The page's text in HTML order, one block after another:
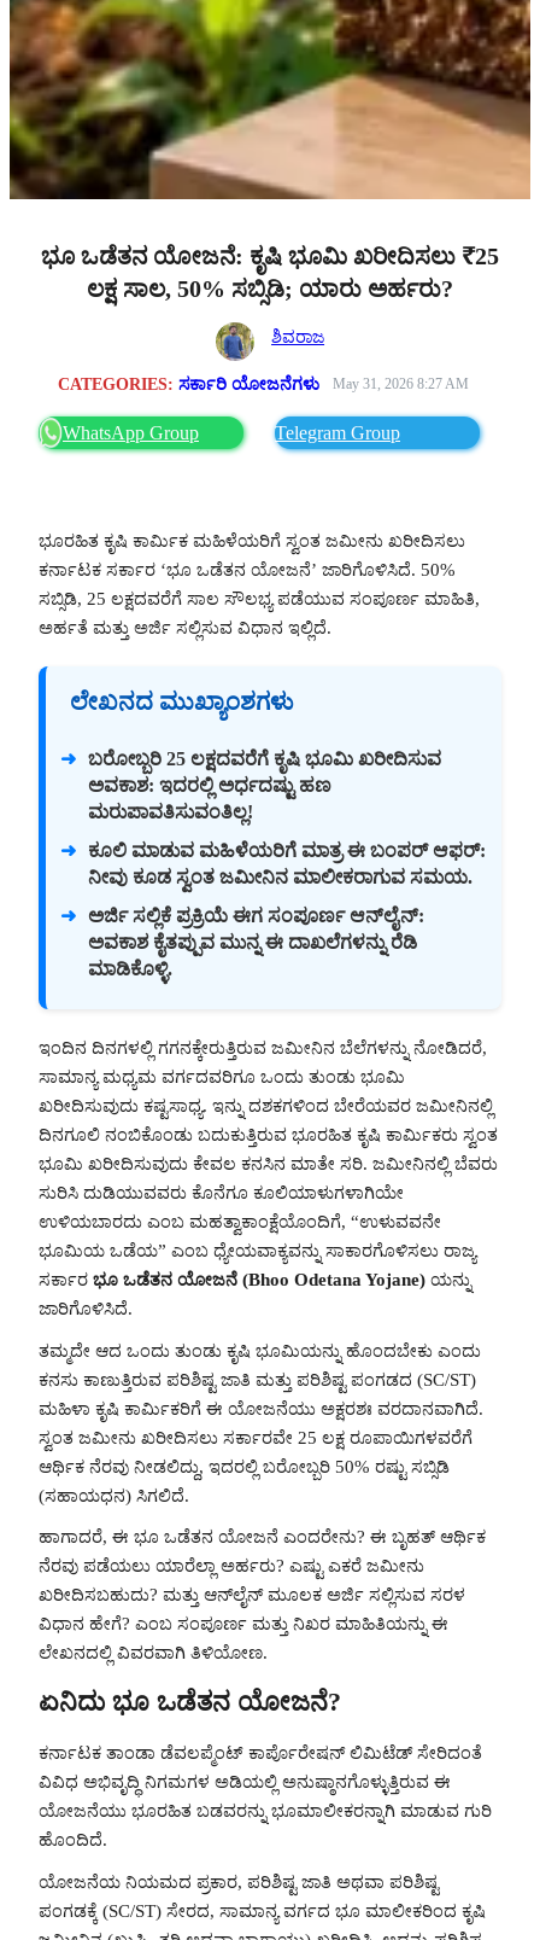
ಭೂ ಒಡೆತನ ಯೋಜನೆ: ಕೃಷಿ ಭೂಮಿ ಖರೀದಿಸಲು ₹25
ಲಕ್ಷ ಸಾಲ, 50% ಸಬ್ಸಿಡಿ; ಯಾರು ಅರ್ಹರು?
ಶಿವರಾಜ
CATEGORIES:ಸರ್ಕಾರಿ ಯೋಜನೆಗಳು May 31, 2026 8:27 AM
WhatsApp Group Telegram Group
ಭೂರಹಿತ ಕೃಷಿ ಕಾರ್ಮಿಕ ಮಹಿಳೆಯರಿಗೆ ಸ್ವಂತ ಜಮೀನು ಖರೀದಿಸಲು
ಕರ್ನಾಟಕ ಸರ್ಕಾರ ‘ಭೂ ಒಡೆತನ ಯೋಜನೆ’ ಜಾರಿಗೊಳಿಸಿದೆ. 50%
ಸಬ್ಸಿಡಿ, 25 ಲಕ್ಷದವರೆಗೆ ಸಾಲ ಸೌಲಭ್ಯ ಪಡೆಯುವ ಸಂಪೂರ್ಣ ಮಾಹಿತಿ,
ಅರ್ಹತೆ ಮತ್ತು ಅರ್ಜಿ ಸಲ್ಲಿಸುವ ವಿಧಾನ ಇಲ್ಲಿದೆ.
ಲೇಖನದ ಮುಖ್ಯಾಂಶಗಳು
ಬರೋಬ್ಬರಿ 25 ಲಕ್ಷದವರೆಗೆ ಕೃಷಿ ಭೂಮಿ ಖರೀದಿಸುವ
ಅವಕಾಶ: ಇದರಲ್ಲಿ ಅರ್ಧದಷ್ಟು ಹಣ
ಮರುಪಾವತಿಸುವಂತಿಲ್ಲ!
ಕೂಲಿ ಮಾಡುವ ಮಹಿಳೆಯರಿಗೆ ಮಾತ್ರ ಈ ಬಂಪರ್ ಆಫರ್:
ನೀವು ಕೂಡ ಸ್ವಂತ ಜಮೀನಿನ ಮಾಲೀಕರಾಗುವ ಸಮಯ.
ಅರ್ಜಿ ಸಲ್ಲಿಕೆ ಪ್ರಕ್ರಿಯೆ ಈಗ ಸಂಪೂರ್ಣ ಆನ್‌ಲೈನ್:
ಅವಕಾಶ ಕೈತಪ್ಪುವ ಮುನ್ನ ಈ ದಾಖಲೆಗಳನ್ನು ರೆಡಿ
ಮಾಡಿಕೊಳ್ಳಿ.
ಇಂದಿನ ದಿನಗಳಲ್ಲಿ ಗಗನಕ್ಕೇರುತ್ತಿರುವ ಜಮೀನಿನ ಬೆಲೆಗಳನ್ನು ನೋಡಿದರೆ,
ಸಾಮಾನ್ಯ ಮಧ್ಯಮ ವರ್ಗದವರಿಗೂ ಒಂದು ತುಂಡು ಭೂಮಿ
ಖರೀದಿಸುವುದು ಕಷ್ಟಸಾಧ್ಯ. ಇನ್ನು ದಶಕಗಳಿಂದ ಬೇರೆಯವರ ಜಮೀನಿನಲ್ಲಿ
ದಿನಗೂಲಿ ನಂಬಿಕೊಂಡು ಬದುಕುತ್ತಿರುವ ಭೂರಹಿತ ಕೃಷಿ ಕಾರ್ಮಿಕರು ಸ್ವಂತ
ಭೂಮಿ ಖರೀದಿಸುವುದು ಕೇವಲ ಕನಸಿನ ಮಾತೇ ಸರಿ. ಜಮೀನಿನಲ್ಲಿ ಬೆವರು
ಸುರಿಸಿ ದುಡಿಯುವವರು ಕೊನೆಗೂ ಕೂಲಿಯಾಳುಗಳಾಗಿಯೇ
ಉಳಿಯಬಾರದು ಎಂಬ ಮಹತ್ವಾಕಾಂಕ್ಷೆಯೊಂದಿಗೆ, “ಉಳುವವನೇ
ಭೂಮಿಯ ಒಡೆಯ” ಎಂಬ ಧ್ಯೇಯವಾಕ್ಯವನ್ನು ಸಾಕಾರಗೊಳಿಸಲು ರಾಜ್ಯ
ಸರ್ಕಾರ ಭೂ ಒಡೆತನ ಯೋಜನೆ (Bhoo Odetana Yojane) ಯನ್ನು
ಜಾರಿಗೊಳಿಸಿದೆ.
ತಮ್ಮದೇ ಆದ ಒಂದು ತುಂಡು ಕೃಷಿ ಭೂಮಿಯನ್ನು ಹೊಂದಬೇಕು ಎಂದು
ಕನಸು ಕಾಣುತ್ತಿರುವ ಪರಿಶಿಷ್ಟ ಜಾತಿ ಮತ್ತು ಪರಿಶಿಷ್ಟ ಪಂಗಡದ (SC/ST)
ಮಹಿಳಾ ಕೃಷಿ ಕಾರ್ಮಿಕರಿಗೆ ಈ ಯೋಜನೆಯು ಅಕ್ಷರಶಃ ವರದಾನವಾಗಿದೆ.
ಸ್ವಂತ ಜಮೀನು ಖರೀದಿಸಲು ಸರ್ಕಾರವೇ 25 ಲಕ್ಷ ರೂಪಾಯಿಗಳವರೆಗೆ
ಆರ್ಥಿಕ ನೆರವು ನೀಡಲಿದ್ದು, ಇದರಲ್ಲಿ ಬರೋಬ್ಬರಿ 50% ರಷ್ಟು ಸಬ್ಸಿಡಿ
(ಸಹಾಯಧನ) ಸಿಗಲಿದೆ.
ಹಾಗಾದರೆ, ಈ ಭೂ ಒಡೆತನ ಯೋಜನೆ ಎಂದರೇನು? ಈ ಬೃಹತ್ ಆರ್ಥಿಕ
ನೆರವು ಪಡೆಯಲು ಯಾರೆಲ್ಲಾ ಅರ್ಹರು? ಎಷ್ಟು ಎಕರೆ ಜಮೀನು
ಖರೀದಿಸಬಹುದು? ಮತ್ತು ಆನ್‌ಲೈನ್ ಮೂಲಕ ಅರ್ಜಿ ಸಲ್ಲಿಸುವ ಸರಳ
ವಿಧಾನ ಹೇಗೆ? ಎಂಬ ಸಂಪೂರ್ಣ ಮತ್ತು ನಿಖರ ಮಾಹಿತಿಯನ್ನು ಈ
ಲೇಖನದಲ್ಲಿ ವಿವರವಾಗಿ ತಿಳಿಯೋಣ.
ಏನಿದು ಭೂ ಒಡೆತನ ಯೋಜನೆ?
ಕರ್ನಾಟಕ ತಾಂಡಾ ಡೆವಲಪ್ಮೆಂಟ್ ಕಾರ್ಪೊರೇಷನ್ ಲಿಮಿಟೆಡ್ ಸೇರಿದಂತೆ
ವಿವಿಧ ಅಭಿವೃದ್ಧಿ ನಿಗಮಗಳ ಅಡಿಯಲ್ಲಿ ಅನುಷ್ಠಾನಗೊಳ್ಳುತ್ತಿರುವ ಈ
ಯೋಜನೆಯು ಭೂರಹಿತ ಬಡವರನ್ನು ಭೂಮಾಲೀಕರನ್ನಾಗಿ ಮಾಡುವ ಗುರಿ
ಹೊಂದಿದೆ.
ಯೋಜನೆಯ ನಿಯಮದ ಪ್ರಕಾರ, ಪರಿಶಿಷ್ಟ ಜಾತಿ ಅಥವಾ ಪರಿಶಿಷ್ಟ
ಪಂಗಡಕ್ಕೆ (SC/ST) ಸೇರದ, ಸಾಮಾನ್ಯ ವರ್ಗದ ಭೂ ಮಾಲೀಕರಿಂದ ಕೃಷಿ